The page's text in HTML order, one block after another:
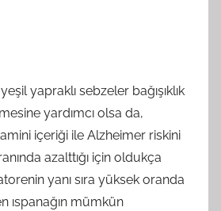
yapraklı sebzeler bağışıklık
yardımcı olsa da,
içeriği ile Alzheimer riskini
azalttığı için oldukça
yanı sıra yüksek oranda
ıspanağın mümkün